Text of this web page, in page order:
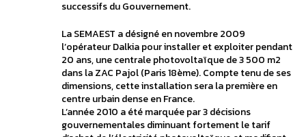
successifs du Gouvernement.
La SEMAEST a désigné en novembre 2009
l’opérateur Dalkia pour installer et exploiter pendant
20 ans, une centrale photovoltaïque de 3 500 m2
dans la ZAC Pajol (Paris 18ème). Compte tenu de ses
dimensions, cette installation sera la première en
centre urbain dense en France.
L’année 2010 a été marquée par 3 décisions
gouvernementales diminuant fortement le tarif